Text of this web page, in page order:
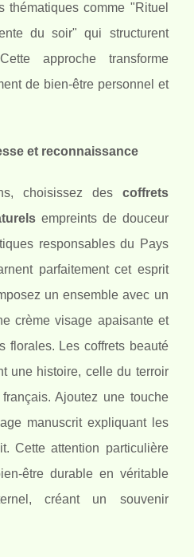
thématiques comme "Rituel
du soir" qui structurent
approche transforme
de bien-être personnel et
et reconnaissance
choisissez des coffrets
empreints de douceur
responsables du Pays
parfaitement cet esprit
un ensemble avec un
crème visage apaisante et
florales. Les coffrets beauté
une histoire, celle du terroir
Ajoutez une touche
manuscrit expliquant les
Cette attention particulière
être durable en véritable
créant un souvenir